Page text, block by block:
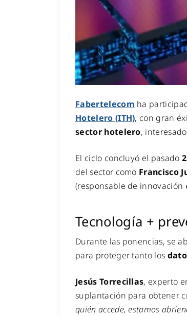
Fabertelecom ha
Hotelero (ITH), con gran
sector hotelero,
El ciclo concluyó el pasado
del sector como Francisco
(responsable de innovación
Tecnología +
Durante las ponencias, se
para proteger tanto los
Jesús Torrecillas, experto
suplantación para obtener
quién accede, estamos